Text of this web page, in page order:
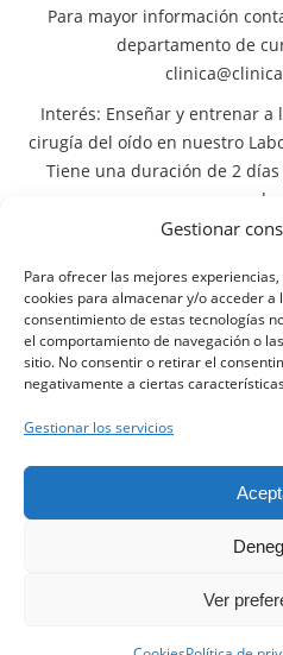
Gestionar
Para ofrecer las mejores
cookies para almacenar y/o acceder a
consentimiento de estas tecnologías
el comportamiento de navegación o
sitio. No consentir o retirar el
negativamente a ciertas
Gestionar los servicios
Ver
Para mayor información
departamento de
Interés: Enseñar y entrenar a
cirugía del oído en nuestro
Tiene una duración de 2
acceso a
Centro de instrucción:
temporal “Clínica Dental
(Barcelona – Spain), a 4 Km.
Clínica
Aviso
Política de